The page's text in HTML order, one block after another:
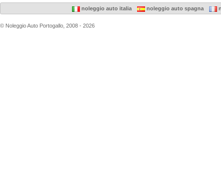
noleggio auto italia noleggio auto spagna
© Noleggio Auto Portogallo, 2008 - 2026